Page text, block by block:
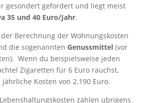
gesondert gefordert und liegt meist
35 und 40 Euro/Jahr.
Berechnung der Wohnungskosten
die sogenannten Genussmittel(vor
Wenn du beispielsweise jeden
Zigaretten für 6 Euro rauchst,
Kosten von 2.190 Euro.
zählen übrigens